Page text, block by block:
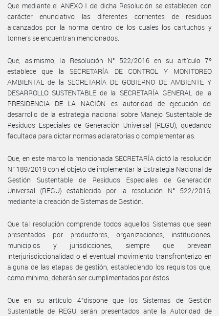
Que mediante el ANEXO I de dicha Resolución se establecen con
carácter enunciativo las diferentes corrientes de residuos
alcanzados por la norma dentro de los cuales los cartuchos y
tonners se encuentran mencionados.
Que, asimismo, la Resolución N° 522/2016 en su artículo 7º
establece que la SECRETARÍA DE CONTROL Y MONITOREO
AMBIENTAL de la SECRETARÍA DE GOBIERNO DE AMBIENTE Y
DESARROLLO SUSTENTABLE de la SECRETARÍA GENERAL de la
PRESIDENCIA DE LA NACIÓN es autoridad de ejecución del
desarrollo de la estrategia nacional sobre Manejo Sustentable de
Residuos Especiales de Generación Universal (REGU), quedando
facultada para dictar normas aclaratorias o complementarias.
Que, en este marco la mencionada SECRETARÍA dictó la resolución
N° 189/2019 con el objeto de implementar la Estrategia Nacional de
Gestión Sustentable de Residuos Especiales de Generación
Universal (REGU) establecida por la resolución N° 522/2016,
mediante la creación de Sistemas de Gestión.
Que tal resolución comprende todos aquellos Sistemas que sean
presentados por productores, organizaciones, instituciones,
municipios y jurisdicciones, siempre que prevean
interjurisdiccionalidad o el eventual movimiento transfronterizo en
alguna de las etapas de gestión, estableciendo los requisitos que,
como mínimo, deberán ser cumplimentados por éstos.
Que en su artículo 4°dispone que los Sistemas de Gestión
Sustentable de REGU serán presentados ante la Autoridad de